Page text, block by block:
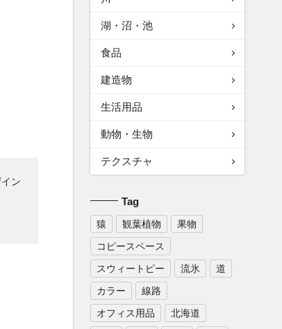
ン
湖・沼・池
食品
建造物
生活用品
動物・生物
テクスチャ
Tag
猿 観葉植物
果物
コピースペース
スウィートピー
流氷
道
カラー
線路
オフィス用品
北海道